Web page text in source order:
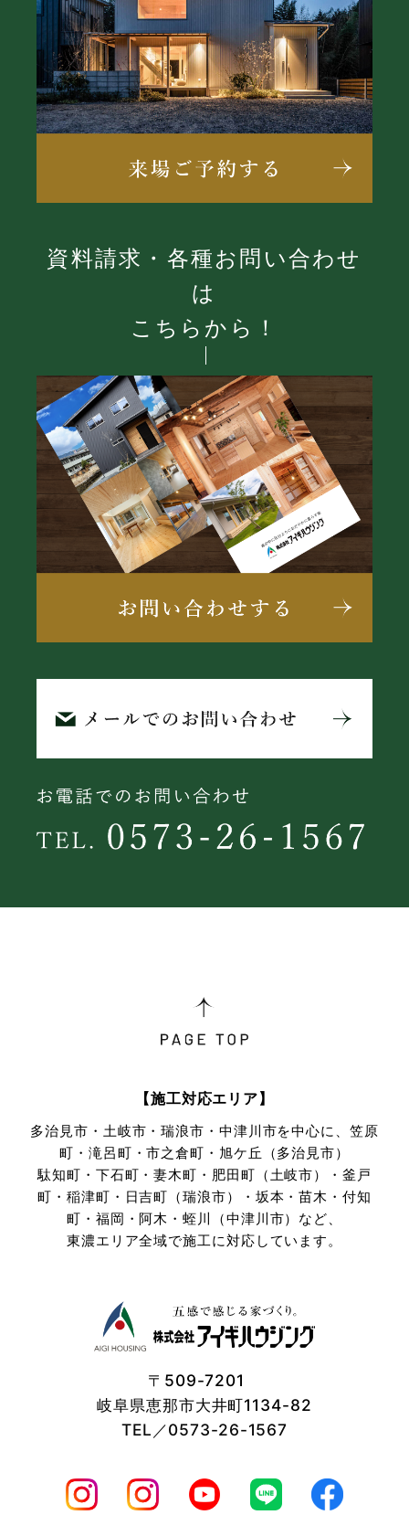
資料請求・各種お問い合わせ
は
こちらから！
【施工対応エリア】
多治見市・土岐市・瑞浪市・中津川市を中心に、笠原
町・滝呂町・市之倉町・旭ケ丘（多治見市）
駄知町・下石町・妻木町・肥田町（土岐市）・釜戸
町・稲津町・日吉町（瑞浪市）・坂本・苗木・付知
町・ 福岡・阿木・蛭川（中津川市）など、
東濃エリア全域で施工に対応しています。
〒509-7201
岐阜県恵那市大井町1134-82
TEL／0573-26-1567